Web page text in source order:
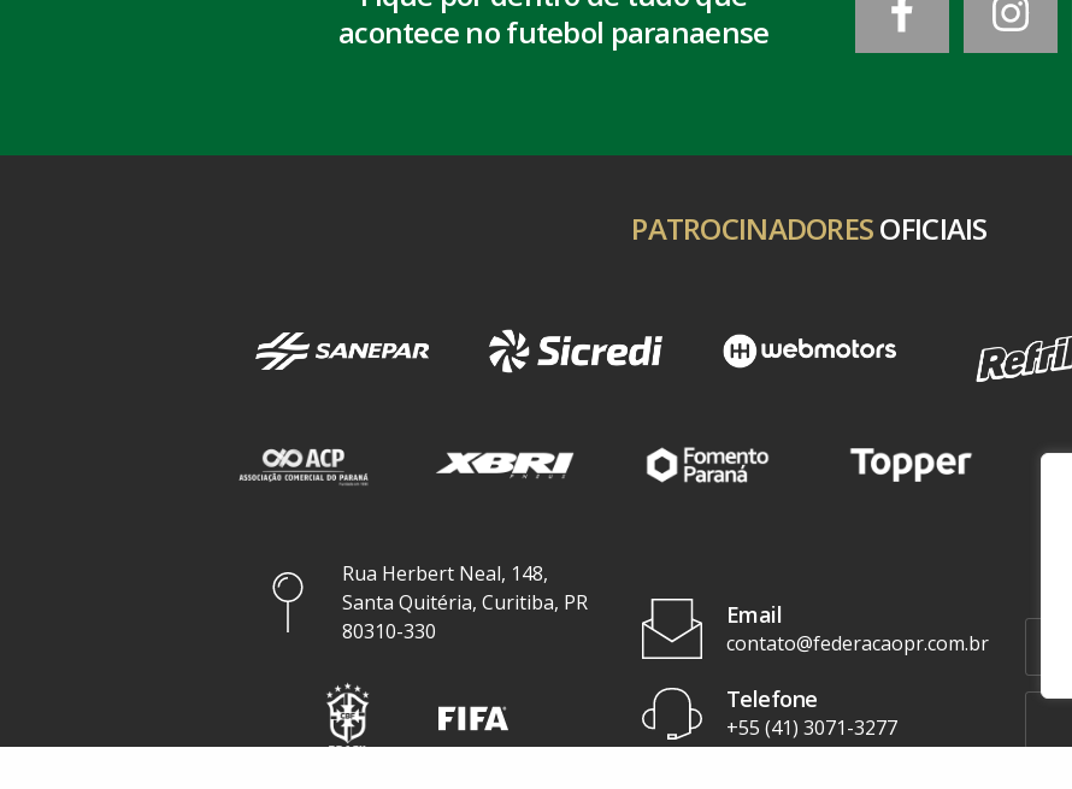
acontece no futebol paranaense
PATROCINADORESOFICIAIS
Rua Herbert Neal, 148,
Santa Quitéria, Curitiba, PR
80310-330
Email
contato@federacaopr.com.br
Telefone
+55 (41) 3071-3277